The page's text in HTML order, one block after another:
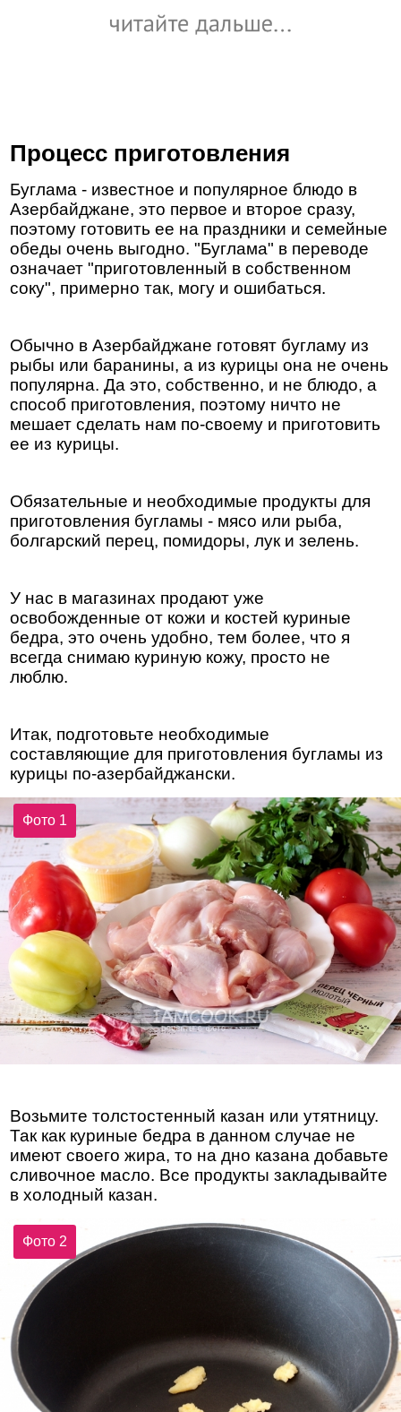
Процесс приготовления
Буглама - известное и популярное блюдо в
Азербайджане, это первое и второе сразу,
поэтому готовить ее на праздники и семейные
обеды очень выгодно. "Буглама" в переводе
означает "приготовленный в собственном
соку", примерно так, могу и ошибаться.
Обычно в Азербайджане готовят бугламу из
рыбы или баранины, а из курицы она не очень
популярна. Да это, собственно, и не блюдо, а
способ приготовления, поэтому ничто не
мешает сделать нам по-своему и приготовить
ее из курицы.
Обязательные и необходимые продукты для
приготовления бугламы - мясо или рыба,
болгарский перец, помидоры, лук и зелень.
У нас в магазинах продают уже
освобожденные от кожи и костей куриные
бедра, это очень удобно, тем более, что я
всегда снимаю куриную кожу, просто не
люблю.
Итак, подготовьте необходимые
составляющие для приготовления бугламы из
курицы по-азербайджански.
Фото 1
Возьмите толстостенный казан или утятницу.
Так как куриные бедра в данном случае не
имеют своего жира, то на дно казана добавьте
сливочное масло. Все продукты закладывайте
в холодный казан.
Фото 2